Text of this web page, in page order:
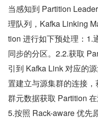
当感知到 Partition
理队列，Kafka Linking
tion 进行如下预处理：1.
同步的分区。2.2.获取
引到 Kafka Link 对应的
置建立与源集群的连接
群元数据获取 Partition
5.按照 Rack-aware 优先